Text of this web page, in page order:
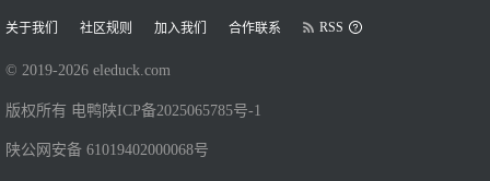
关于我们 社区规则 加入我们 合作联系 RSS
© 2019-2026 eleduck.com
版权所有 电鸭 陕ICP备2025065785号-1
陕公网安备 61019402000068号